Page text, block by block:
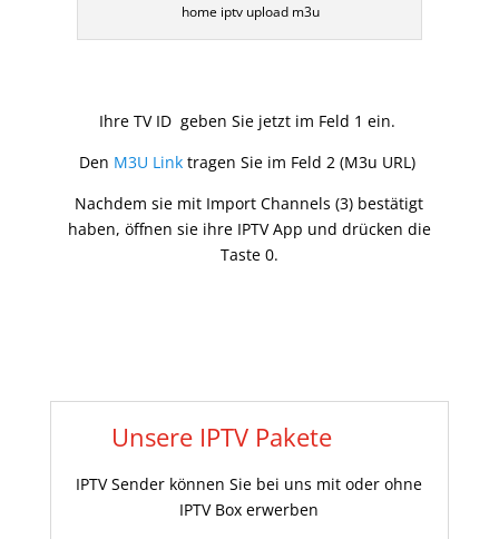
home iptv upload m3u
Ihre TV ID geben Sie jetzt im Feld 1 ein.
Den M3U Linktragen Sie im Feld 2 (M3u URL)
Nachdem sie mit Import Channels (3) bestätigt
haben, öffnen sie ihre IPTV App und drücken die
Taste 0.
Unsere IPTV Pakete
IPTV Sender können Sie bei uns mit oder ohne
IPTV Box erwerben